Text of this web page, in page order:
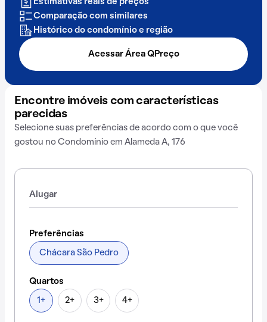
Estimativas reais de preços
Comparação com similares
Histórico do condomínio e região
Acessar Área QPreço
Encontre imóveis com características
parecidas
Selecione suas preferências de acordo com o que você
gostou no Condomínio em Alameda A, 176
Alugar
Preferências
Chácara São Pedro
Quartos
1+ 2+ 3+ 4+